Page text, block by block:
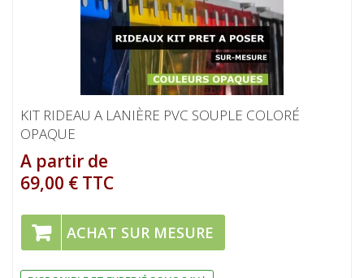
KIT RIDEAU A LANIÈRE PVC SOUPLE COLORÉ
OPAQUE
A partir de
69,00 € TTC
ACHAT SUR MESURE